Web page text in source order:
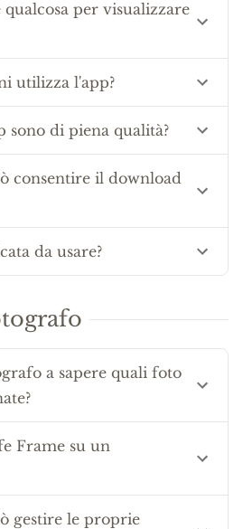
per visualizzare
utilizza l'app?
sono di piena qualità?
consentire il download
da usare?
a sapere quali foto
Frame su un
gestire le proprie